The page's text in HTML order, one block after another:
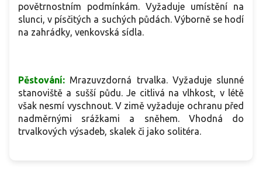
povětrnostním podmínkám. Vyžaduje umístění na
slunci, v písčitých a suchých půdách. Výborně se hodí
na zahrádky, venkovská sídla.
Pěstování: Mrazuvzdorná trvalka. Vyžaduje slunné
stanoviště a sušší půdu. Je citlivá na vlhkost, v létě
však nesmí vyschnout. V zimě vyžaduje ochranu před
nadměrnými srážkami a sněhem. Vhodná do
trvalkových výsadeb, skalek či jako solitéra.